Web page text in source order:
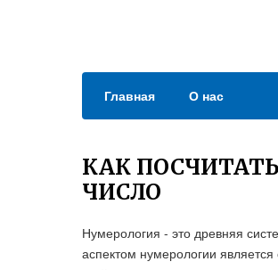
Главная О нас
КАК
ЧИСЛО
Нумерология - это древняя
аспектом нумерологии